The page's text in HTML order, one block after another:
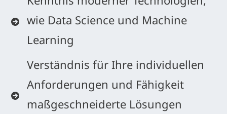
wie Data Science und Machine
Learning
Verständnis für Ihre individuellen
Anforderungen und Fähigkeit
maßgeschneiderte Lösungen